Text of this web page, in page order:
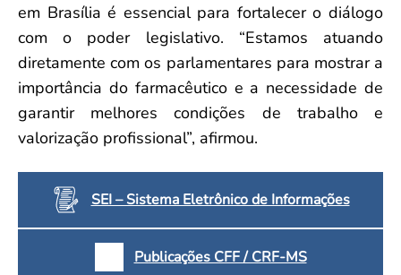
em Brasília é essencial para fortalecer o diálogo
com o poder legislativo. “Estamos atuando
diretamente com os parlamentares para mostrar a
importância do farmacêutico e a necessidade de
garantir melhores condições de trabalho e
valorização profissional”, afirmou.
SEI – Sistema Eletrônico de Informações
Publicações CFF / CRF-MS